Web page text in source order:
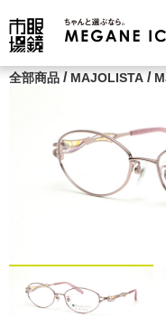
全部商品 / MAJOLISTA /